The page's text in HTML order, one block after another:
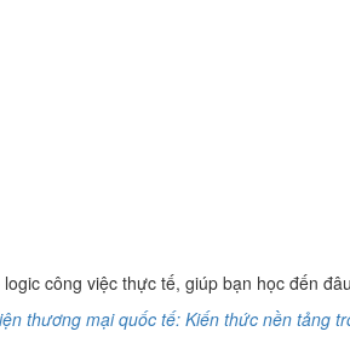
công việc thực tế, giúp bạn học đến
thương mại quốc tế: Kiến thức nền tảng